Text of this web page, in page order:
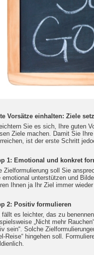
Vorsätze einhalten: Ziele
Sie es sich, Ihre guten
Ziele machen. Damit Sie
ist der erste Schritt
1: Emotional und konkret
Zielformulierung soll Sie
emotional unterstützen und
Ihnen ja Ihr Ziel immer
2: Positiv formulieren
fällt es leichter, das zu
„Nicht mehr
sein“. Solche
Reise“ hingehen soll.